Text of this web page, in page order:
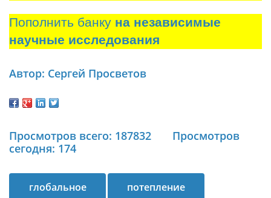
Пополнить банку на независимые
научные исследования
Автор: Сергей Просветов
Просмотров всего: 187832
Просмотров
сегодня: 174
глобальное потепление